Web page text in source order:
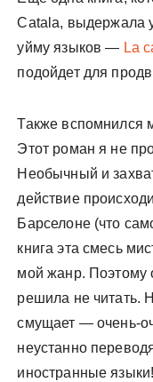
Catala, выдержала
уйму языков — La
подойдет для
Также вспомнился
Этот роман я не
Необычный и
действие
Барселоне (что
книга эта смесь
мой жанр. Поэтому
решила не читать.
смущает — очень-
неустанно
иностранные языки!